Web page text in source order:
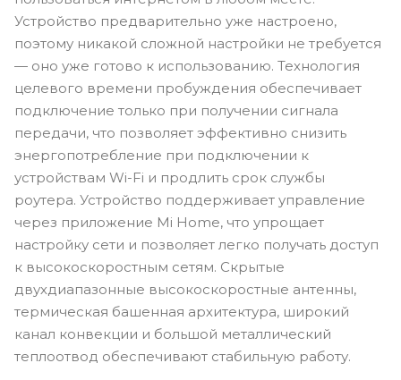
Устройство предварительно уже настроено,
поэтому никакой сложной настройки не требуется
— оно уже готово к использованию. Технология
целевого времени пробуждения обеспечивает
подключение только при получении сигнала
передачи, что позволяет эффективно снизить
энергопотребление при подключении к
устройствам Wi-Fi и продлить срок службы
роутера. Устройство поддерживает управление
через приложение Mi Home, что упрощает
настройку сети и позволяет легко получать доступ
к высокоскоростным сетям. Скрытые
двухдиапазонные высокоскоростные антенны,
термическая башенная архитектура, широкий
канал конвекции и большой металлический
теплоотвод обеспечивают стабильную работу.